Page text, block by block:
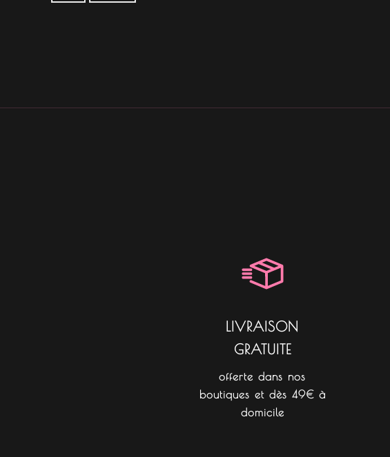
LIVRAISON
GRATUITE
offerte dans nos
boutiques et dès 49€ à
domicile